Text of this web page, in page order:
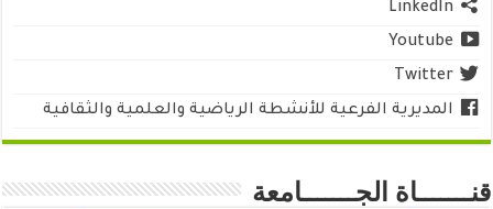
LinkedIn
Youtube
Twitter
المديرية الفرعية للأنشطة الرياضية والعلمية والثقافية
قنـــــــاة الجـــــــامعة